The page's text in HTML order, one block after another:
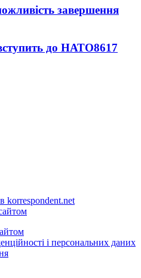
завершення
до НАТО8617
korrespondent.net
і персональних даних